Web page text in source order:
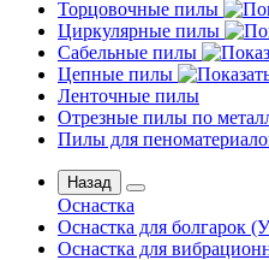
Торцовочные пилы
Циркулярные пилы
Сабельные пилы
Цепные пилы
Ленточные пилы
Отрезные пилы по
Пилы для
Назад
Оснастка
Оснастка для болгарок
Оснастка для